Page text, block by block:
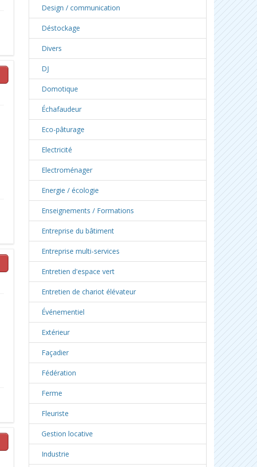
Design / communication
Déstockage
Divers
DJ
Domotique
Échafaudeur
Eco-pâturage
Electricité
Electroménager
Energie / écologie
Enseignements / Formations
Entreprise du bâtiment
Entreprise multi-services
Entretien d'espace vert
Entretien de chariot élévateur
Événementiel
Extérieur
Façadier
Fédération
Ferme
Fleuriste
Gestion locative
Industrie